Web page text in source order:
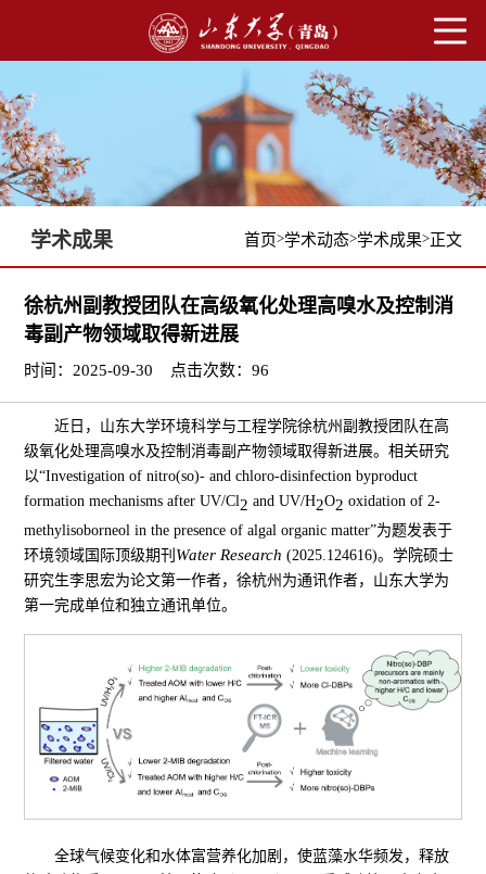
学术成果 首页>学术动态>学术成果>正文
徐杭州副教授团队在高级氧化处理高嗅水及控制消
毒副产物领域取得新进展
时间：2025-09-30 点击次数：96
近日，山东大学环境科学与工程学院徐杭州副教授团队在高
级氧化处理高嗅水及控制消毒副产物领域取得新进展。相关研究
以“Investigation of nitro(so)- and chloro-disinfection byproduct
formation mechanisms after UV/Cl2and UV/H2O2oxidation of 2-
methylisoborneol in the presence of algal organic matter”为题发表于
环境领域国际顶级期刊 Water Research(2025.124616)。学院硕士
研究生李思宏为论文第一作者，徐杭州为通讯作者，山东大学为
第一完成单位和独立通讯单位。
全球气候变化和水体富营养化加剧，使蓝藻水华频发，释放